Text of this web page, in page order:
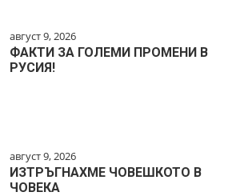
август 9, 2026
ФАКТИ ЗА ГОЛЕМИ ПРОМЕНИ В
РУСИЯ!
август 9, 2026
ИЗТРЪГНАХМЕ ЧОВЕШКОТО В
ЧОВЕКА